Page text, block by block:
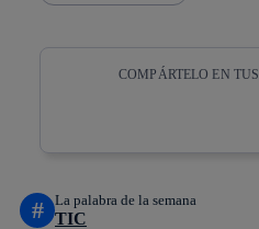
COMPÁRTELO EN
# La palabra de la semana
TIC